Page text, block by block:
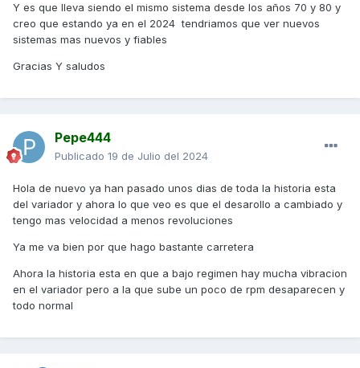
Y es que lleva siendo el mismo sistema desde los años 70 y 80 y
creo que estando ya en el 2024 tendriamos que ver nuevos
sistemas mas nuevos y fiables
Gracias Y saludos
Pepe444
Publicado 19 de Julio del 2024
Hola de nuevo ya han pasado unos dias de toda la historia esta
del variador y ahora lo que veo es que el desarollo a cambiado y
tengo mas velocidad a menos revoluciones
Ya me va bien por que hago bastante carretera
Ahora la historia esta en que a bajo regimen hay mucha vibracion
en el variador pero a la que sube un poco de rpm desaparecen y
todo normal